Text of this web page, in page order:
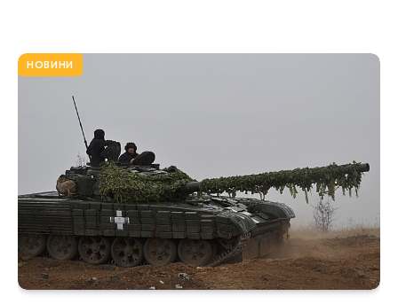
НОВИНИ